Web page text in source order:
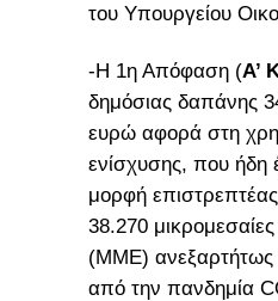
του Υπουργείου
-Η 1η Απόφαση (Α’
δημόσιας δαπάνης
ευρώ αφορά στη
ενίσχυσης, που ήδη
μορφή
38.270 μικρομεσαίες
(MME)
από την πανδημία